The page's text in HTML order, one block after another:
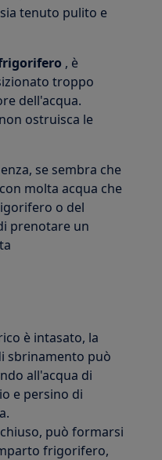
tenuto pulito e
, è
troppo
dell'acqua.
ostruisca le
se sembra che
molta acqua che
o del
prenotare un
è intasato, la
sbrinamento può
all'acqua di
e persino di
può formarsi
frigorifero,